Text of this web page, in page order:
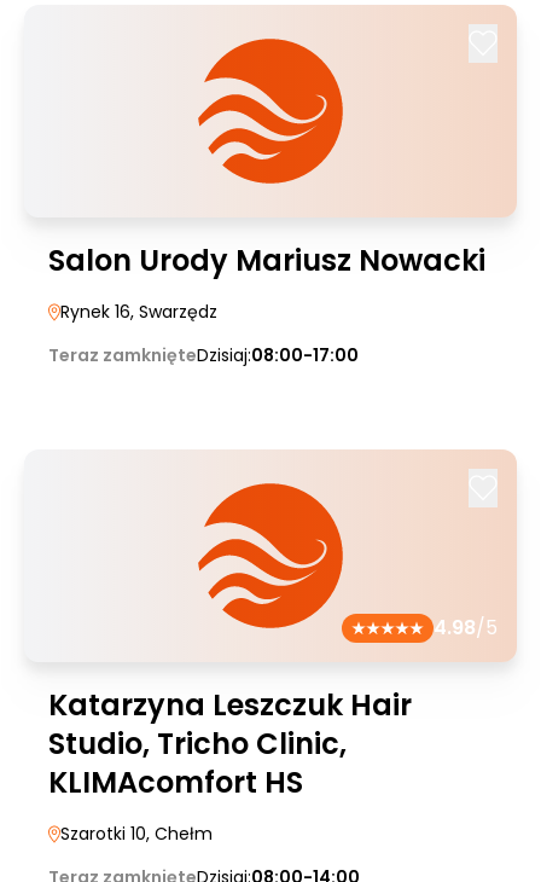
Salon Urody Mariusz Nowacki
Rynek 16, Swarzędz
Teraz zamknięteDzisiaj:08:00-17:00
4.98/5
Katarzyna Leszczuk Hair
Studio, Tricho Clinic,
KLIMAcomfort HS
Szarotki 10, Chełm
Teraz zamknięteDzisiaj:08:00-14:00